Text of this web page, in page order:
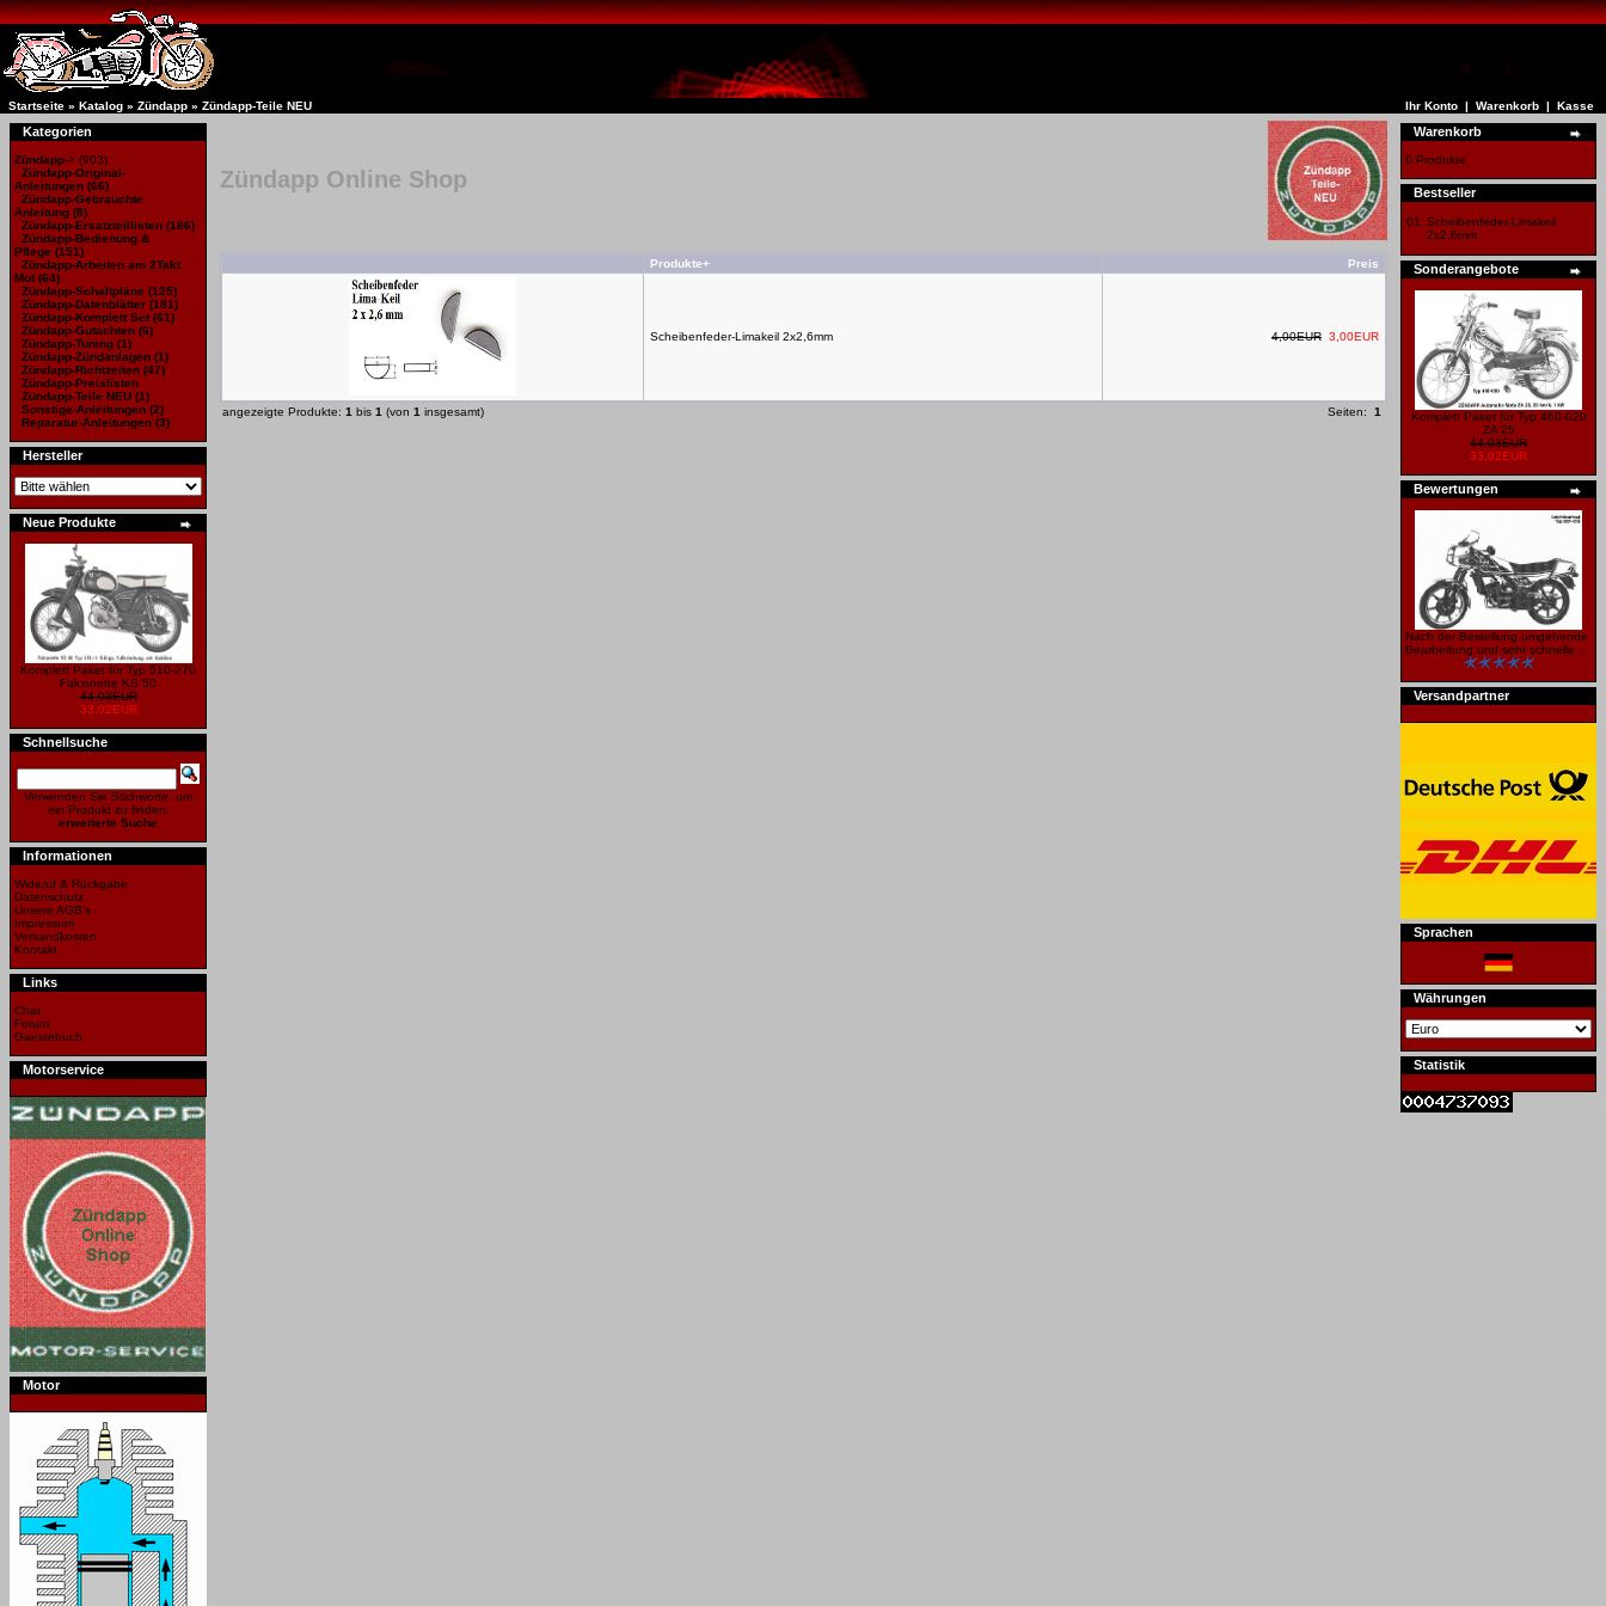
Startseite » Katalog » Zündapp » Zündapp-Teile NEU Ihr Konto | Warenkorb | Kasse
Kategorien
Zündapp-> (903)
Zündapp-Original-
Anleitungen (66)
Zündapp-Gebrauchte
Anleitung (8)
Zündapp-Ersatzteillisten (186)
Zündapp-Bedienung &
Pflege (151)
Zündapp-Arbeiten am 2Takt
Mot (64)
Zündapp-Schaltpläne (125)
Zündapp-Datenblätter (181)
Zündapp-Komplett Set (61)
Zündapp-Gutachten (6)
Zündapp-Tuning (1)
Zündapp-Zündanlagen (1)
Zündapp-Richtzeiten (47)
Zündapp-Preislisten
Zündapp-Teile NEU (1)
Sonstige-Anleitungen (2)
Reparatur-Anleitungen (3)
Hersteller
Neue Produkte
Komplett Paket für Typ 510-270
Falconette KS 50
44,03EUR
33,02EUR
Schnellsuche
Verwenden Sie Stichworte, um
ein Produkt zu finden.
erweiterte Suche
Informationen
Wideruf & Rückgabe
Datenschutz
Unsere AGB's
Impressum
Versandkosten
Kontakt
Links
Chat
Forum
Gaestebuch
Motorservice
Motor
Zündapp Online Shop
Produkte+ Preis
Scheibenfeder-Limakeil 2x2,6mm 4,00EUR 3,00EUR
angezeigte Produkte: 1 bis 1 (von 1 insgesamt) Seiten: 1
Warenkorb
0 Produkte
Bestseller
01.
Scheibenfeder-Limakeil
2x2,6mm
Sonderangebote
Komplett Paket für Typ 460-020
ZA 25
44,03EUR
33,02EUR
Bewertungen
Nach der Bestellung umgehende
Bearbeitung und sehr schnelle ..
Versandpartner
Sprachen
Währungen
Statistik